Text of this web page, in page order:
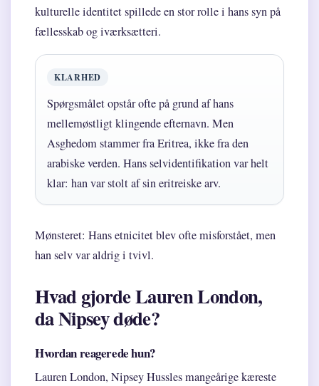
kulturelle identitet spillede en stor rolle i hans syn på
fællesskab og iværksætteri.
KLARHED
Spørgsmålet opstår ofte på grund af hans
mellemøstligt klingende efternavn. Men
Asghedom stammer fra Eritrea, ikke fra den
arabiske verden. Hans selvidentifikation var helt
klar: han var stolt af sin eritreiske arv.
Mønsteret: Hans etnicitet blev ofte misforstået, men
han selv var aldrig i tvivl.
Hvad gjorde Lauren London,
da Nipsey døde?
Hvordan reagerede hun?
Lauren London, Nipsey Hussles mangeårige kæreste